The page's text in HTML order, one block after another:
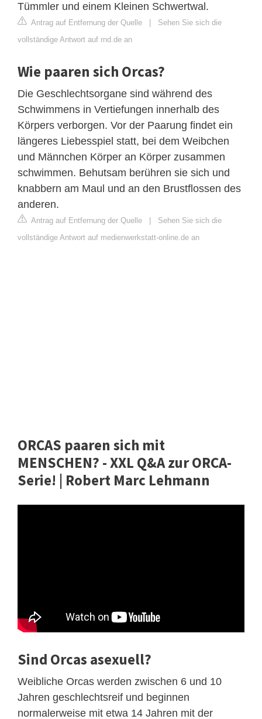
Tümmler und einem Kleinen Schwertwal.
Antrag auf Entfernung der Quelle
Sehen Sie sich die
vollständige Antwort auf rnd.de an
Wie paaren sich Orcas?
Die Geschlechtsorgane sind während des
Schwimmens in Vertiefungen innerhalb des
Körpers verborgen. Vor der Paarung findet ein
längeres Liebesspiel statt, bei dem Weibchen
und Männchen Körper an Körper zusammen
schwimmen. Behutsam berühren sie sich und
knabbern am Maul und an den Brustflossen des
anderen.
Antrag auf Entfernung der Quelle
Sehen Sie sich die
vollständige Antwort auf medienwerkstatt-online.de an
ORCAS paaren sich mit
MENSCHEN? - XXL Q&A zur ORCA-
Serie! | Robert Marc Lehmann
Sind Orcas asexuell?
Weibliche Orcas werden zwischen 6 und 10
Jahren geschlechtsreif und beginnen
normalerweise mit etwa 14 Jahren mit der